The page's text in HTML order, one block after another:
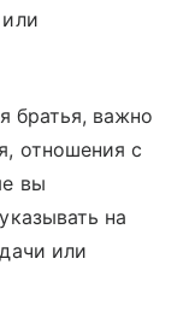
братья, важно
отношения с
вы
на
или